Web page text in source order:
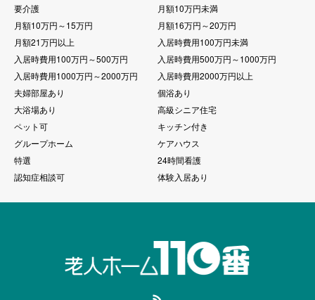
要介護
月額10万円未満
月額10万円～15万円
月額16万円～20万円
月額21万円以上
入居時費用100万円未満
入居時費用100万円～500万円
入居時費用500万円～1000万円
入居時費用1000万円～2000万円
入居時費用2000万円以上
夫婦部屋あり
個浴あり
大浴場あり
高級シニア住宅
ペット可
キッチン付き
グループホーム
ケアハウス
特選
24時間看護
認知症相談可
体験入居あり